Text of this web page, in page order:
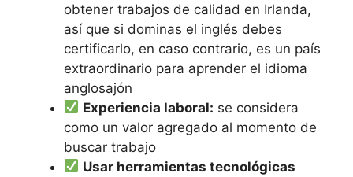
obtener trabajos de calidad en Irlanda,
así que si dominas el inglés debes
certificarlo, en caso contrario, es un país
extraordinario para aprender el idioma
anglosajón
Experiencia laboral: se considera
como un valor agregado al momento de
buscar trabajo
Usar herramientas tecnológicas